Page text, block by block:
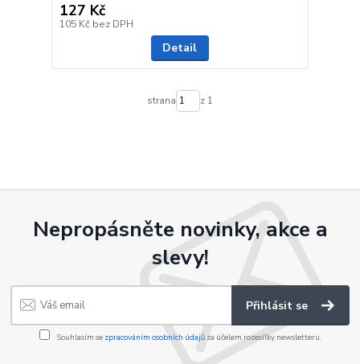
127 Kč
105 Kč bez DPH
Detail
strana z 1
Nepropásněte novinky, akce a
slevy!
Přihlásit se
Souhlasím se zpracováním osobních údajůza účelem rozesílky newsletteru.